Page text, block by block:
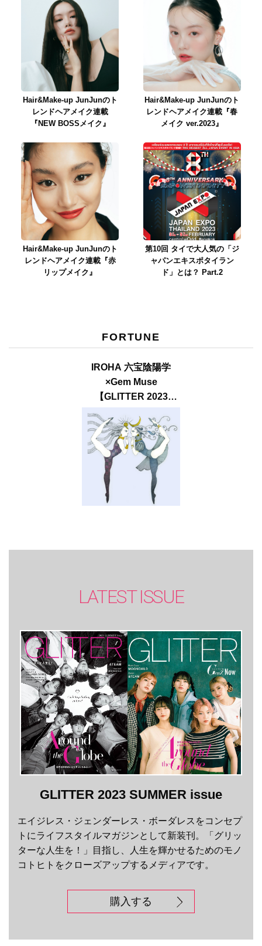
Hair&Make-up JunJunのト
レンドヘアメイク連載
『NEW BOSSメイク』
Hair&Make-up JunJunのト
レンドヘアメイク連載『春
メイク ver.2023』
Hair&Make-up JunJunのト
レンドヘアメイク連載『赤
リップメイク』
第10回 タイで大人気の「ジ
ャパンエキスポタイラン
ド」とは？ Part.2
FORTUNE
IROHA 六宝陰陽学
×Gem Muse
【GLITTER 2023
SUMMER issue】
LATEST ISSUE
GLITTER 2023 SUMMER issue
エイジレス・ジェンダーレス・ボーダレスをコンセプ
トにライフスタイルマガジンとして新装刊。「グリッ
ターな人生を！」目指し、人生を輝かせるためのモノ
コトヒトをクローズアップするメディアです。
購入する